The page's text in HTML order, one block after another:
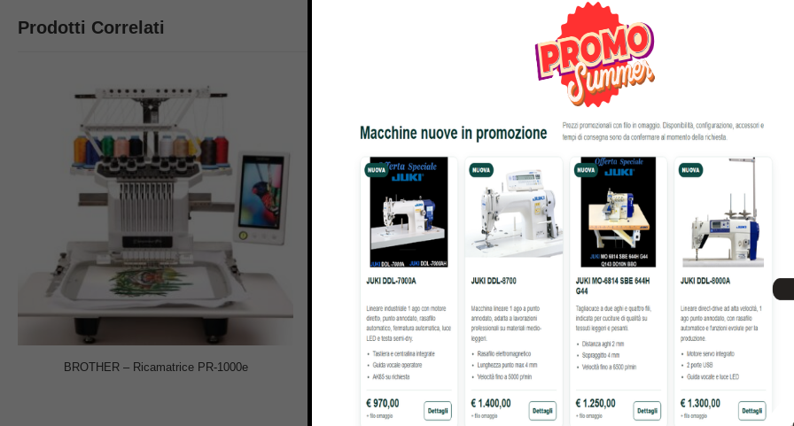
Prodotti Correlati
BROTHER – Ricamatrice PR-1000e
MACCHINA PER CUCIRE BROTHER
INNOVIS NV10AM1
349,00 €
MACCHINA PER CUCIRE
EXPRESSION 2.0
744,00 1.249,00